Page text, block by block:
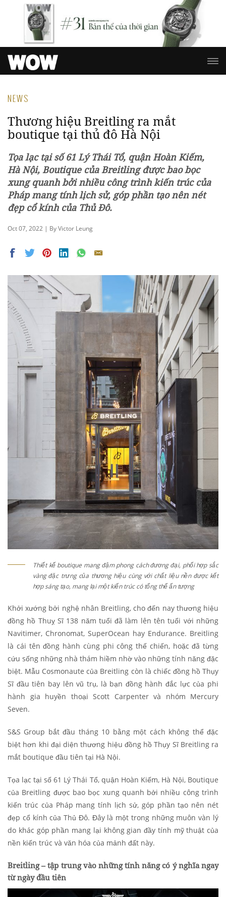
NEWS
Thương hiệu Breitling ra mắt
boutique tại thủ đô Hà Nội
Tọa lạc tại số 61 Lý Thái Tổ, quận Hoàn Kiếm,
Hà Nội, Boutique của Breitling được bao bọc
xung quanh bởi nhiều công trình kiến trúc của
Pháp mang tính lịch sử, góp phần tạo nên nét
đẹp cổ kính của Thủ Đô.
Oct 07, 2022 | By Victor Leung
Thiết kế boutique mang đậm phong cách đương đại, phối hợp sắc
vàng đặc trưng của thương hiệu cùng với chất liệu nền được kết
hợp sáng tạo, mang lại một kiến trúc có tổng thể ấn tượng
Khởi xướng bởi nghệ nhân Breitling, cho đến nay thương hiệu
đồng hồ Thuỵ Sĩ 138 năm tuổi đã làm lên tên tuổi với những
Navitimer, Chronomat, SuperOcean hay Endurance. Breitling
là cái tên đồng hành cùng phi công thế chiến, hoặc đã từng
cứu sống những nhà thám hiềm nhờ vào những tính năng đặc
biệt. Mẫu Cosmonaute của Breitling còn là chiếc đồng hồ Thụy
Sĩ đầu tiên bay lên vũ trụ, là bạn đồng hành đắc lực của phi
hành gia huyền thoại Scott Carpenter và nhóm Mercury
Seven.
S&S Group bắt đầu tháng 10 bằng một cách không thể đặc
biệt hơn khi đại diện thương hiệu đồng hồ Thụy Sĩ Breitling ra
mắt boutique đầu tiên tại Hà Nội.
Tọa lạc tại số 61 Lý Thái Tổ, quận Hoàn Kiếm, Hà Nội, Boutique
của Breitling được bao bọc xung quanh bởi nhiều công trình
kiến trúc của Pháp mang tính lịch sử, góp phần tạo nên nét
đẹp cổ kính của Thủ Đô. Đây là một trong những muôn vàn lý
do khác góp phần mang lại không gian đầy tính mỹ thuật của
nền kiến trúc và văn hóa của mảnh đất này.
Breitling – tập trung vào những tính năng có ý nghĩa ngay
từ ngày đầu tiên